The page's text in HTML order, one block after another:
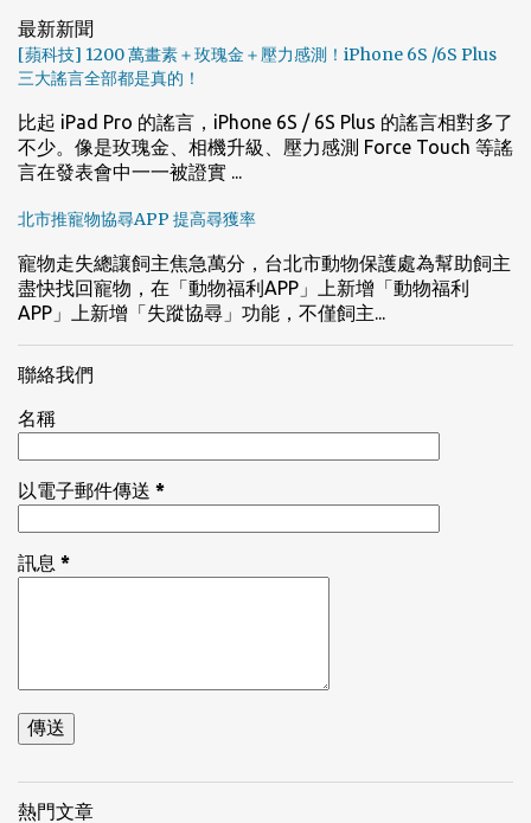
最新新聞
[蘋科技] 1200 萬畫素＋玫瑰金＋壓力感測！iPhone 6S /6S Plus
三大謠言全部都是真的！
比起 iPad Pro 的謠言，iPhone 6S / 6S Plus 的謠言相對多了
不少。像是玫瑰金、相機升級、壓力感測 Force Touch 等謠
言在發表會中一一被證實 ...
北市推寵物協尋APP 提高尋獲率
寵物走失總讓飼主焦急萬分，台北市動物保護處為幫助飼主
盡快找回寵物，在「動物福利APP」上新增「動物福利
APP」上新增「失蹤協尋」功能，不僅飼主...
聯絡我們
名稱
以電子郵件傳送 *
訊息 *
熱門文章